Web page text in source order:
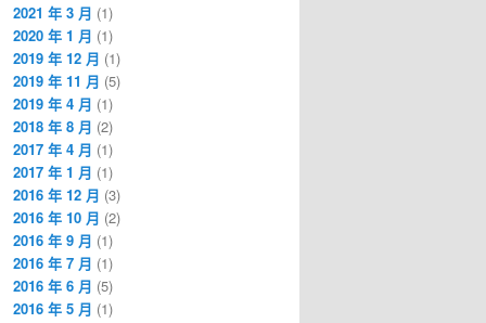
2021 年 3 月 (1)
2020 年 1 月 (1)
2019 年 12 月 (1)
2019 年 11 月 (5)
2019 年 4 月 (1)
2018 年 8 月 (2)
2017 年 4 月 (1)
2017 年 1 月 (1)
2016 年 12 月 (3)
2016 年 10 月 (2)
2016 年 9 月 (1)
2016 年 7 月 (1)
2016 年 6 月 (5)
2016 年 5 月 (1)